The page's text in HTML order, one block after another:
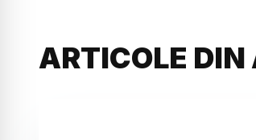
ARTICOLE DIN